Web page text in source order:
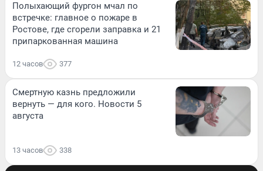
Полыхающий фургон мчал по
встречке: главное о пожаре в
Ростове, где сгорели заправка и 21
припаркованная машина
12 часов 377
Смертную казнь предложили
вернуть — для кого. Новости 5
августа
13 часов 338